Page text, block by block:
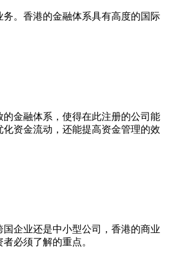
。香港的金融体系具有高度的国际
金融体系，使得在此注册的公司能
资金流动，还能提高资金管理的效
企业还是中小型公司，香港的商业
必须了解的重点。